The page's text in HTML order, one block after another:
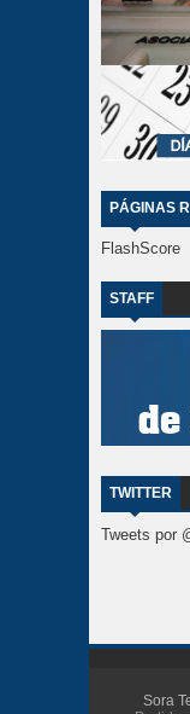
PÁGINAS
FlashScore
STAFF
TWITTER
Tweets por
Sora